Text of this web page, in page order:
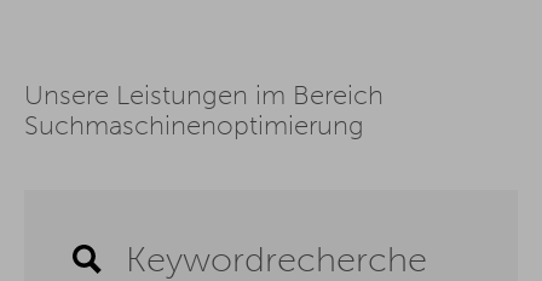
Unsere Leistungen im Bereich
Suchmaschinenoptimierung
Keywordrecherche